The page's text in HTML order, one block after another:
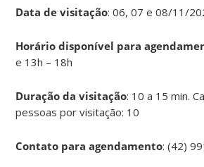
Data de visitação: 06, 07 e 08/11/
Horário disponível para
e 13h – 18h
Duração da visitação: 10 a 15 min.
pessoas por visitação: 10
Contato para agendamento: (42)